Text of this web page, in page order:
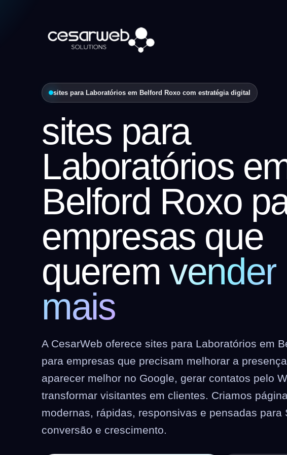
sites para Laboratórios em Belford Roxo com estratégia digital
sites para
Laboratórios
Belford Roxo
empresas que
queremvender
mais
A CesarWeb oferece sites para Laboratórios em
para empresas que precisam melhorar a
aparecer melhor no Google, gerar contatos pelo
transformar visitantes em clientes. Criamos
modernas, rápidas, responsivas e pensadas para
conversão e crescimento.